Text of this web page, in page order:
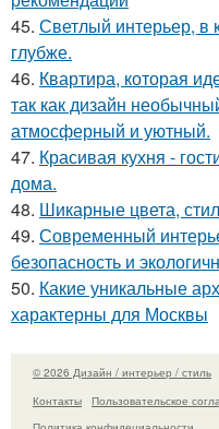
45. Светлый интерьер, в
глубже.
46. Квартира, которая
так как дизайн
атмосферный и уютный.
47. Красивая кухня -
дома.
48. Шикарные цвета,
49. Современный
безопасность и
50. Какие уникальные
характерны для Москвы
© 2026 Дизайн / интерьер / стиль
Контакты
Пользовательское